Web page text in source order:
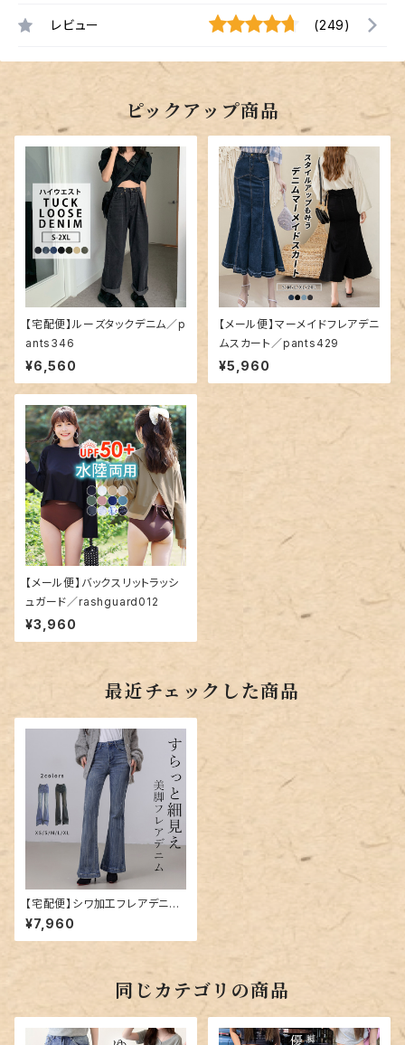
レビュー (249)
ピックアップ商品
【宅配便】ルーズタックデニム／p
ants346
¥6,560
【メール便】マーメイドフレアデニ
ムスカート／pants429
¥5,960
【メール便】バックスリットラッシ
ュガード／rashguard012
¥3,960
最近チェックした商品
【宅配便】シワ加工フレアデニム
／pants600
¥7,960
同じカテゴリの商品